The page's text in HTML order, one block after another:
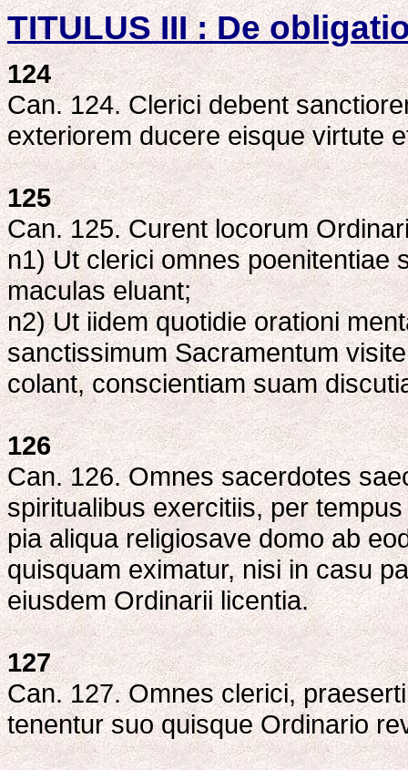
TITULUS III : De
124
Can. 124. Clerici debent
exteriorem ducere eisque virtute
125
Can. 125. Curent locorum
n1) Ut clerici omnes poenitentiae
maculas eluant;
n2) Ut iidem quotidie orationi
sanctissimum Sacramentum
colant, conscientiam suam
126
Can. 126. Omnes sacerdotes
spiritualibus exercitiis, per
pia aliqua religiosave domo ab
quisquam eximatur, nisi in casu
eiusdem Ordinarii licentia.
127
Can. 127. Omnes clerici,
tenentur suo quisque Ordinario